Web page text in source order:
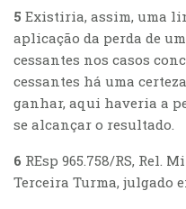
5 Existiria, assim, uma
aplicação da perda de
cessantes nos casos
cessantes há uma
ganhar, aqui haveria a
se alcançar o resultado.
6 REsp 965.758/RS, Rel.
Terceira Turma, julgado